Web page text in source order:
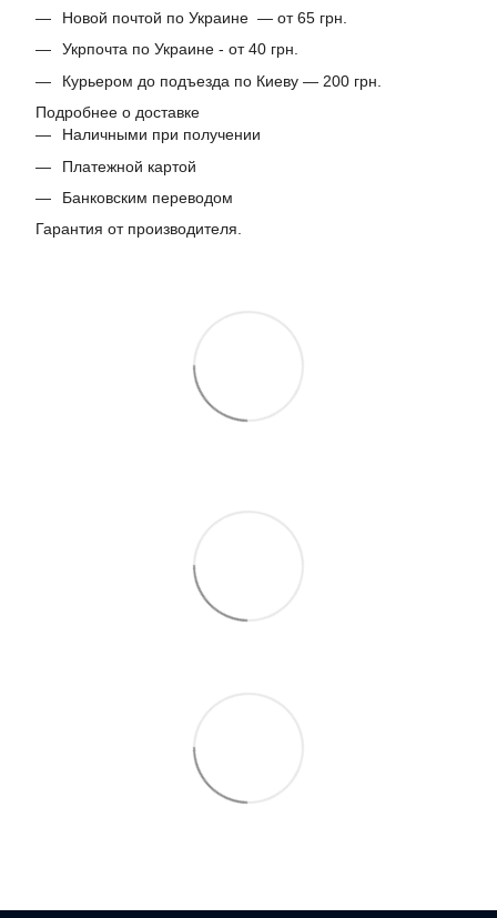
Новой почтой по Украине — от 65 грн.
Укрпочта по Украине - от 40 грн.
Курьером до подъезда по Киеву — 200 грн.
Подробнее о доставке
Наличными при получении
Платежной картой
Банковским переводом
Гарантия от производителя.